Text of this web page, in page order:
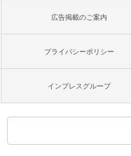
広告掲載のご案内
プライバシーポリシー
インプレスグループ